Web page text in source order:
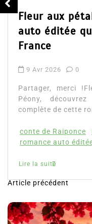
Fleur aux
auto éditée
France
9 Avr 2026 0
Partager, merci
Péony,
complète de cette
conte de Raiponce
romance auto
Lire la suite
N
a
v
Article précédent